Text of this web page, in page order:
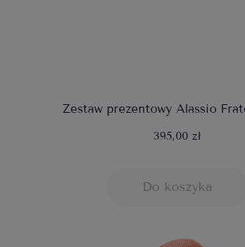
Zestaw prezentowy Alassio
395,00 zł
Do koszyka